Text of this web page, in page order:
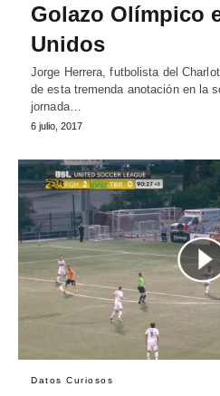
Golazo Olímpico
Unidos
Jorge Herrera, futbolista del
de esta tremenda anotación en la
jornada…
6 julio, 2017
Datos Curiosos